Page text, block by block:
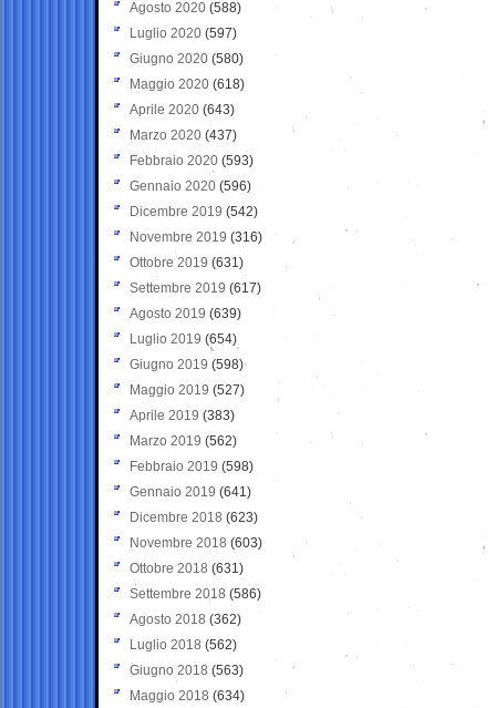
Agosto 2020 (588)
Luglio 2020 (597)
Giugno 2020 (580)
Maggio 2020 (618)
Aprile 2020 (643)
Marzo 2020 (437)
Febbraio 2020 (593)
Gennaio 2020 (596)
Dicembre 2019 (542)
Novembre 2019 (316)
Ottobre 2019 (631)
Settembre 2019 (617)
Agosto 2019 (639)
Luglio 2019 (654)
Giugno 2019 (598)
Maggio 2019 (527)
Aprile 2019 (383)
Marzo 2019 (562)
Febbraio 2019 (598)
Gennaio 2019 (641)
Dicembre 2018 (623)
Novembre 2018 (603)
Ottobre 2018 (631)
Settembre 2018 (586)
Agosto 2018 (362)
Luglio 2018 (562)
Giugno 2018 (563)
Maggio 2018 (634)